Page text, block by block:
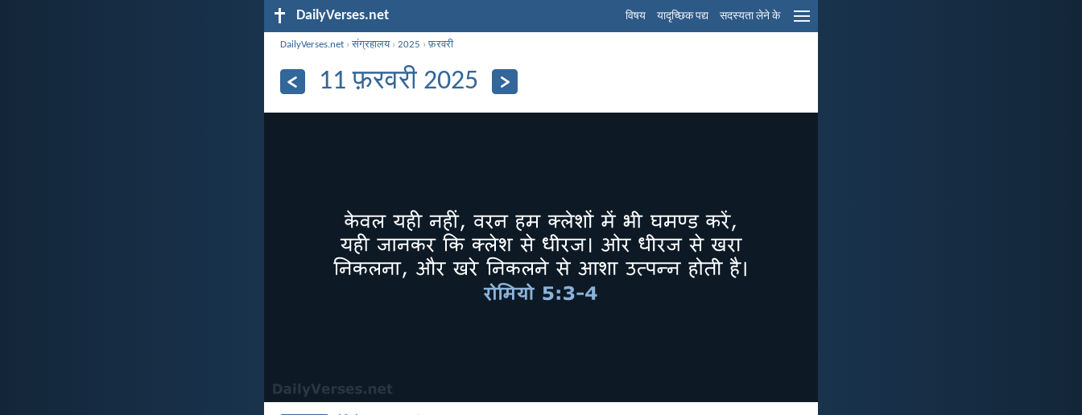
DailyVerses.net विषय यादृच्छिक पद्य सदस्यता लेने के
DailyVerses.net ›संग्रहालय›2025 ›फ़रवरी
11 फ़रवरी 2025